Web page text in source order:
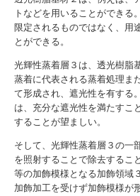
トなどを用いることができる
限定されるものではなく、用
とができる。
光輝性蒸着層３は、透光樹脂
蒸着に代表される蒸着処理ま
て形成され、遮光性を有する
は、充分な遮光性を満たすこ
することが望ましい。
そして、光輝性蒸着層３の一
を照射することで除去するこ
等の加飾模様となる加飾領域
加飾加工を受けず加飾模様が